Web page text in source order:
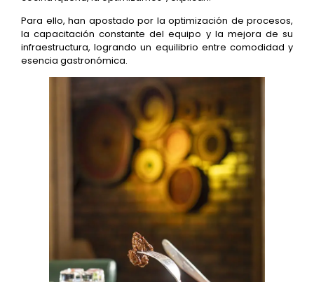
Para ello, han apostado por la optimización de procesos,
la capacitación constante del equipo y la mejora de su
infraestructura, logrando un equilibrio entre comodidad y
esencia gastronómica.